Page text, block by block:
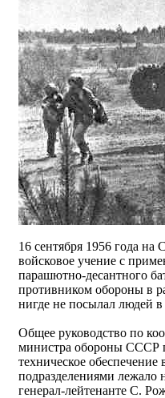
16 сентября 1956 года
войсковое учение с
парашютно-десантного
противником обороны в
нигде не посылал людей в
Общее руководство по
министра обороны СССР
техническое обеспечение
подразделениями
генерал-лейтенанте С.